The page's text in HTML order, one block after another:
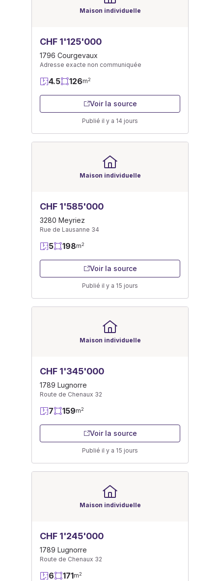
Maison individuelle
CHF 1'125'000
1796 Courgevaux
Adresse exacte non communiquée
4.5 126m2
Voir la source
Publié il y a 14 jours
Maison individuelle
CHF 1'585'000
3280 Meyriez
Rue de Lausanne 34
5 198m2
Voir la source
Publié il y a 15 jours
Maison individuelle
CHF 1'345'000
1789 Lugnorre
Route de Chenaux 32
7 159m2
Voir la source
Publié il y a 15 jours
Maison individuelle
CHF 1'245'000
1789 Lugnorre
Route de Chenaux 32
6 171m2